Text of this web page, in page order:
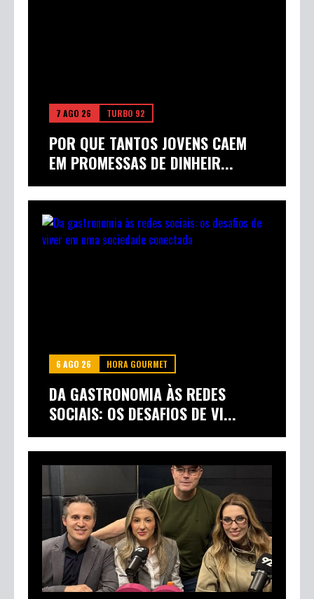
7 AGO 26 TURBO 92
POR QUE TANTOS JOVENS CAEM
EM PROMESSAS DE DINHEIR...
6 AGO 26 HORA GOURMET
DA GASTRONOMIA ÀS REDES
SOCIAIS: OS DESAFIOS DE VI...